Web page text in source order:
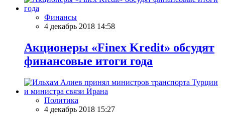
Финансы
4 декабрь 2018 14:58
Акционеры «Finex Kredit» обсудят
финансовые итоги года
Политика
4 декабрь 2018 15:27